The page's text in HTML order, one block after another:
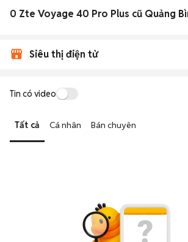
0 Zte Voyage 40 Pro Plus cũ Quảng
Siêu thị điện tử
Tin có video
Tất cả Cá nhân Bán chuyên